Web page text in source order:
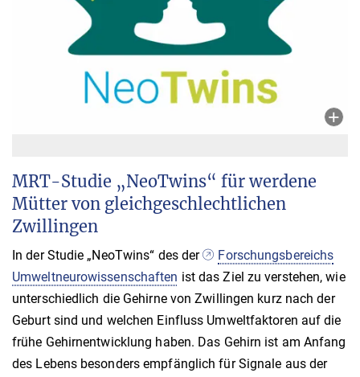
MRT-Studie „NeoTwins“ für werdene
Mütter von gleichgeschlechtlichen
Zwillingen
In der Studie „NeoTwins“ des der
Forschungsbereichs
Umweltneurowissenschaften ist das Ziel zu verstehen, wie
unterschiedlich die Gehirne von Zwillingen kurz nach der
Geburt sind und welchen Einfluss Umweltfaktoren auf die
frühe Gehirnentwicklung haben. Das Gehirn ist am Anfang
des Lebens besonders empfänglich für Signale aus der